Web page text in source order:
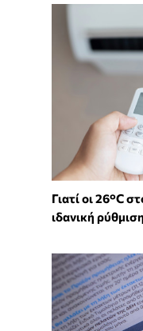
Γιατί οι 26°C
ιδανική